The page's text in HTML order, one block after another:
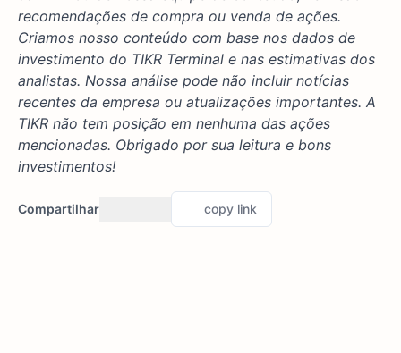
recomendações de compra ou venda de ações.
Criamos nosso conteúdo com base nos dados de
investimento do TIKR Terminal e nas estimativas dos
analistas. Nossa análise pode não incluir notícias
recentes da empresa ou atualizações importantes. A
TIKR não tem posição em nenhuma das ações
mencionadas. Obrigado por sua leitura e bons
investimentos!
Compartilhar copy link